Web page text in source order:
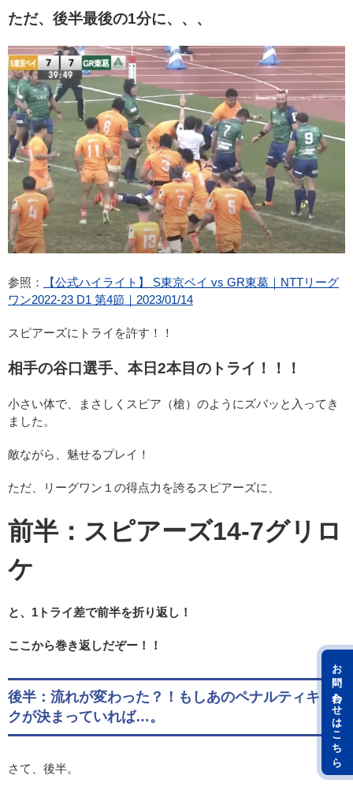
お問い合わせはこちら
ただ、後半最後の1分に、、、
参照：
【公式ハイライト】 S東京ベイ vs GR東葛｜NTTリーグ
ワン2022-23 D1 第4節｜2023/01/14
スピアーズにトライを許す！！
相手の谷口選手、本日2本目のトライ！！！
小さい体で、まさしくスピア（槍）のようにズバッと入ってき
ました。
敵ながら、魅せるプレイ！
ただ、リーグワン１の得点力を誇るスピアーズに、
前半：スピアーズ14-7グリロ
ケ
と、1トライ差で前半を折り返し！
ここから巻き返しだぞー！！
後半：流れが変わった？！もしあのペナルティキッ
クが決まっていれば…。
さて、後半。